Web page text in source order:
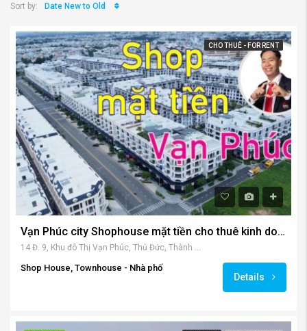
Sort by: Date New to Old
CHO THUÊ - FOR RENT
Vạn Phúc city Shophouse mặt tiền cho thuê kinh doanh
14 Đ. 9, Khu đô Thị Vạn Phúc, Thủ Đức, Thành phố Hồ Chí Minh, Việt Nam
Shop House, Townhouse - Nhà phố
Details